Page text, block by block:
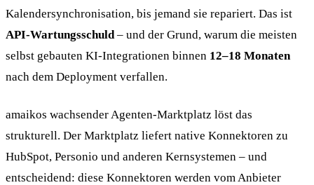
Kalendersynchronisation, bis jemand sie repariert. Das ist
API-Wartungsschuld– und der Grund, warum die meisten
selbst gebauten KI-Integrationen binnen 12–18 Monaten
nach dem Deployment verfallen.
amaikos wachsender Agenten-Marktplatz löst das
strukturell. Der Marktplatz liefert native Konnektoren zu
HubSpot, Personio und anderen Kernsystemen – und
entscheidend: diese Konnektoren werden vom Anbieter